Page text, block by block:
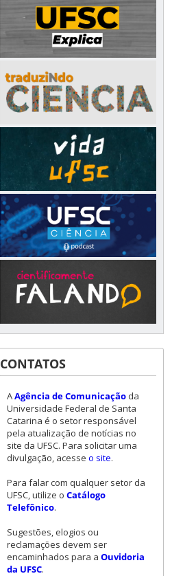
CONTATOS
AAgência de Comunicação da
Universidade Federal de Santa
Catarina é o setor responsável
pela atualização de notícias no
site da UFSC. Para solicitar uma
divulgação, acesse o site.
Para falar com qualquer setor da
UFSC, utilize o Catálogo
Telefônico.
Sugestões, elogios ou
reclamações devem ser
encaminhados para a Ouvidoria
da UFSC.